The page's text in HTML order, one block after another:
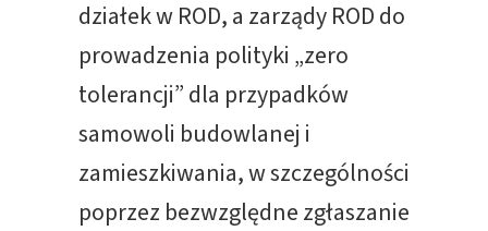
działek w ROD, a zarządy ROD do
prowadzenia polityki „zero
tolerancji” dla przypadków
samowoli budowlanej i
zamieszkiwania, w szczególności
poprzez bezwzględne zgłaszanie